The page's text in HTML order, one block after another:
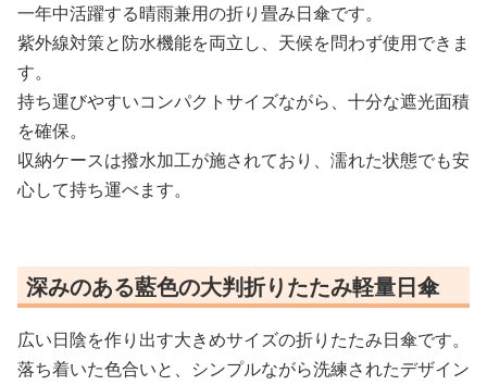
一年中活躍する晴雨兼用の折り畳み日傘です。
紫外線対策と防水機能を両立し、天候を問わず使用できま
す。
持ち運びやすいコンパクトサイズながら、十分な遮光面積
を確保。
収納ケースは撥水加工が施されており、濡れた状態でも安
心して持ち運べます。
深みのある藍色の大判折りたたみ軽量日傘
広い日陰を作り出す大きめサイズの折りたたみ日傘です。
落ち着いた色合いと、シンプルながら洗練されたデザイン